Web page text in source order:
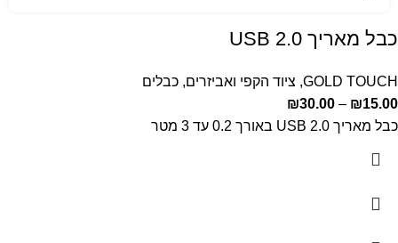
כבל מאריך USB 2.0
GOLD TOUCH
, ציוד הקפי ואביזרים, כבלים
₪15.00
–
₪30.00
כבל מאריך USB 2.0 באורך 0.2 עד 3 מטר